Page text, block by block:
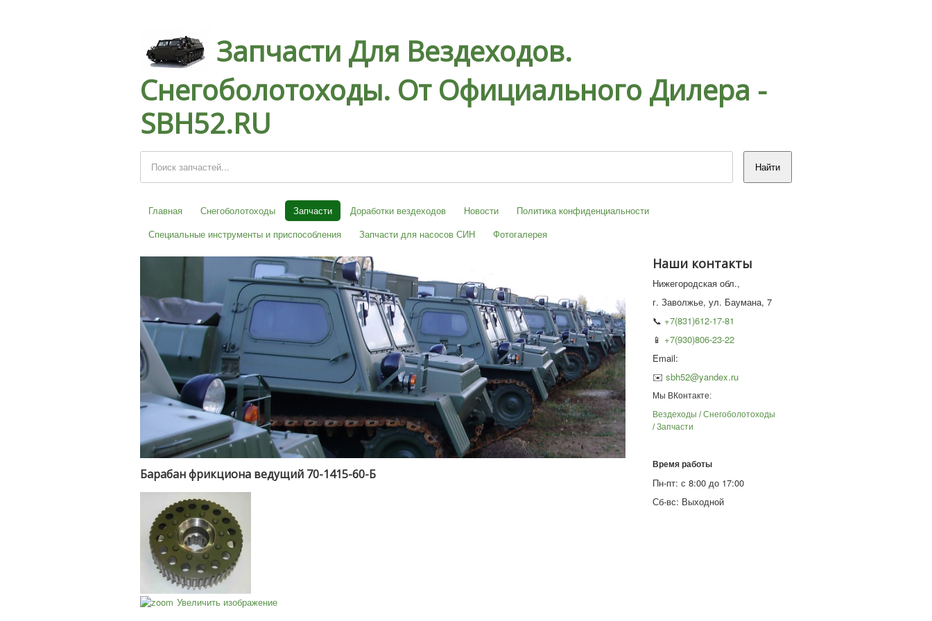
Запчасти Для Вездеходов.
Снегоболотоходы. От Официального Дилера -
SBH52.RU
Главная Снегоболотоходы Запчасти Доработки вездеходов Новости
Политика конфиденциальности
Специальные инструменты и приспособления
Запчасти для насосов СИН Фотогалерея
Барабан фрикциона ведущий 70-1415-60-Б
Увеличить изображение
Наши контакты
Нижегородская обл.,
г. Заволжье, ул. Баумана, 7
📞 +7(831)612-17-81
📱 +7(930)806-23-22
Email:
✉️ sbh52@yandex.ru
Мы ВКонтакте:
Вездеходы / Снегоболотоходы
/ Запчасти
Время работы
Пн-пт: с 8:00 до 17:00
Сб-вс: Выходной